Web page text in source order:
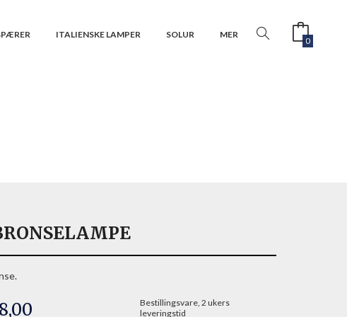
ITALIENSKE LAMPER SOLUR MER
0
Bestillingsvare, 2 ukers
leveringstid